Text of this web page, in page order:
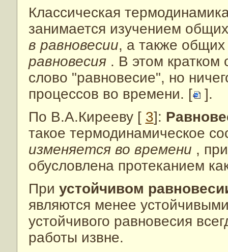
Классическая
занимается изучением
в равновесии, а также общих
равновесия . В этом кратком
слово "равновесие", но
процессов во времени. [ ].
По В.А.Кирееву [ 3]:
такое термодинамическое
изменяется во времени ,
обусловлена протеканием
При устойчивом
являются менее
устойчивого равновесия
работы извне.